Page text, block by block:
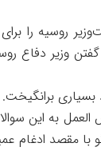
روسیه را
وزیر دفاع
برانگیخت.
به این
مقصد ادغام